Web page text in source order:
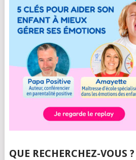
QUE RECHERCHEZ-VOUS ?